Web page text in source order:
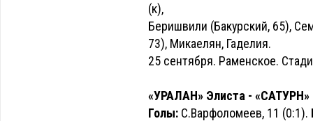
(к),
Беришвили (Бакурский, 65),
73), Микаелян, Гаделия.
25 сентября. Раменское.
«УРАЛАН» Элиста - «САТУРН»
Голы: С.Варфоломеев, 11 (0:1).